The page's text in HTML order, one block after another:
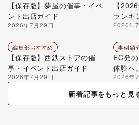
【保存版】夢屋の催事・イベ
ント出店ガイド
2026年7月29日
【
ランキ
編集部
2026年
編集部おすすめ
【保存版】西鉄ストアの催
事・イベント出店ガイド
2026年7月29日
事例紹
EC発
体験へ
のポッ
る“新
2026年
新着記事をもっと見